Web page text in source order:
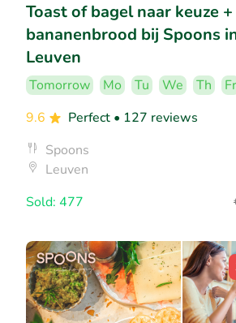
Toast of bagel naar keuze
bananenbrood bij Spoons
Leuven
Tomorrow Mo Tu We Th
Fr
9.6
Perfect • 127 reviews
Spoons
Leuven
Sold: 477